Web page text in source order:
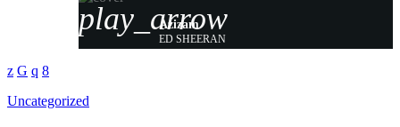
play_arrow
Azizam
ED SHEERAN
Uncategorized